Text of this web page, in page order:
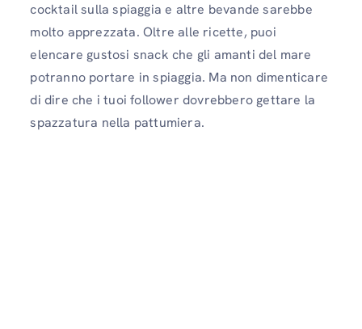
cocktail sulla spiaggia e altre bevande sarebbe
molto apprezzata. Oltre alle ricette, puoi
elencare gustosi snack che gli amanti del mare
potranno portare in spiaggia. Ma non dimenticare
di dire che i tuoi follower dovrebbero gettare la
spazzatura nella pattumiera.